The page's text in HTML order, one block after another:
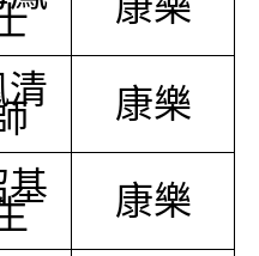
清 康樂
基 康樂